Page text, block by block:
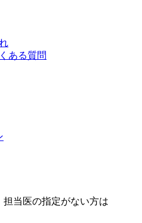
ある質問
当医の指定がない方は